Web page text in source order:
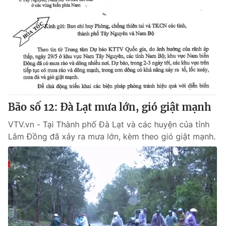
Bão số 12: Đà Lạt mưa lớn, gió giật mạnh
VTV.vn - Tại Thành phố Đà Lạt và các huyện của tỉnh
Lâm Đồng đã xảy ra mưa lớn, kèm theo gió giật mạnh.